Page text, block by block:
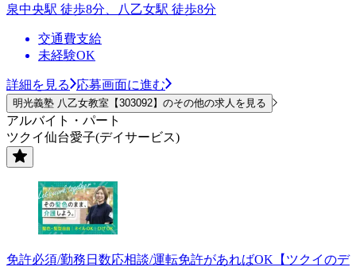
泉中央駅 徒歩8分、八乙女駅 徒歩8分
交通費支給
未経験OK
詳細を見る 応募画面に進む
明光義塾 八乙女教室【303092】のその他の求人を見る
アルバイト・パート
ツクイ仙台愛子(デイサービス)
免許必須/勤務日数応相談/運転免許があればOK【ツクイのデ